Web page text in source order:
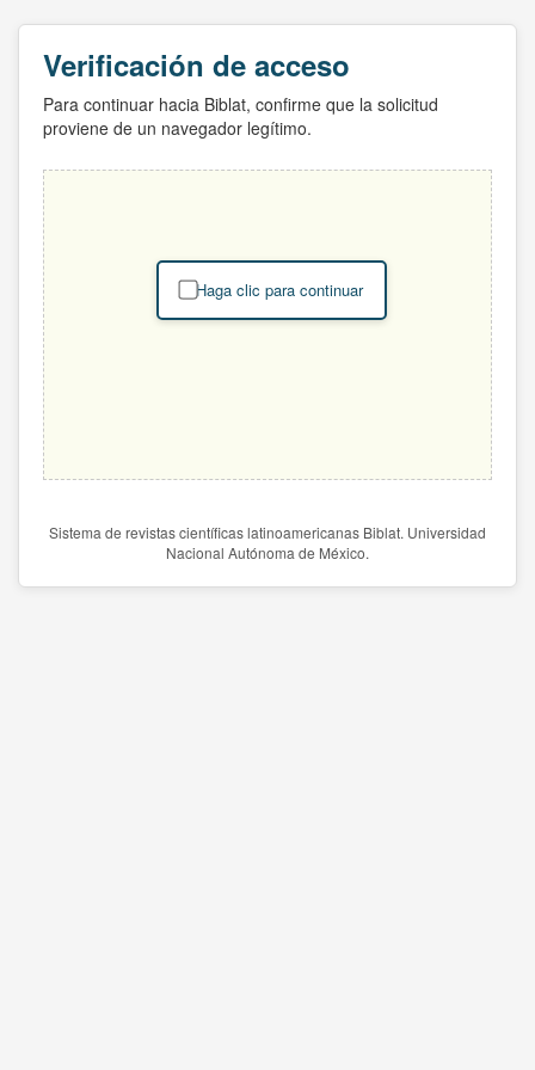
Verificación de acceso
Para continuar hacia Biblat, confirme que la solicitud
proviene de un navegador legítimo.
Haga clic para continuar
Sistema de revistas científicas latinoamericanas Biblat. Universidad
Nacional Autónoma de México.